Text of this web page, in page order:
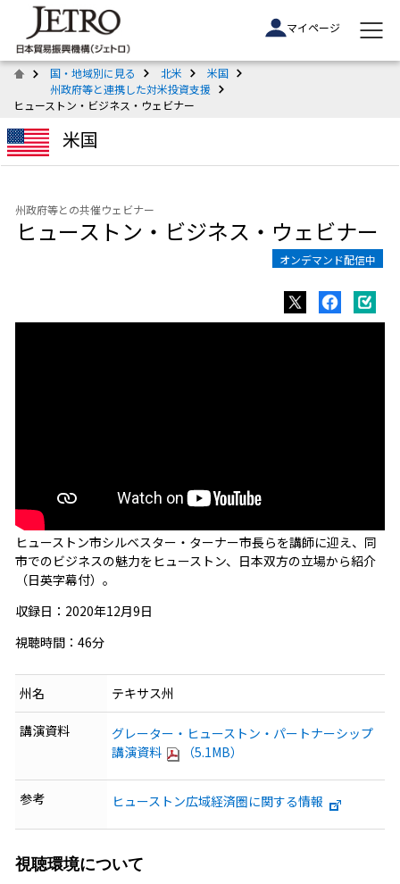
マイページ
国・地域別に見る 北米
米国
州政府等と連携した対米投資支援
ヒューストン・ビジネス・ウェビナー
米国
州政府等との共催ウェビナー
ヒューストン・ビジネス・ウェビナー
オンデマンド配信中
ヒューストン市シルベスター・ターナー市長らを講師に迎え、同
市でのビジネスの魅力をヒューストン、日本双方の立場から紹介
（日英字幕付）。
収録日：2020年12月9日
視聴時間：46分
州名 テキサス州
講演資料
グレーター・ヒューストン・パートナーシップ
講演資料
（5.1MB）
参考 ヒューストン広域経済圏に関する情報
視聴環境について